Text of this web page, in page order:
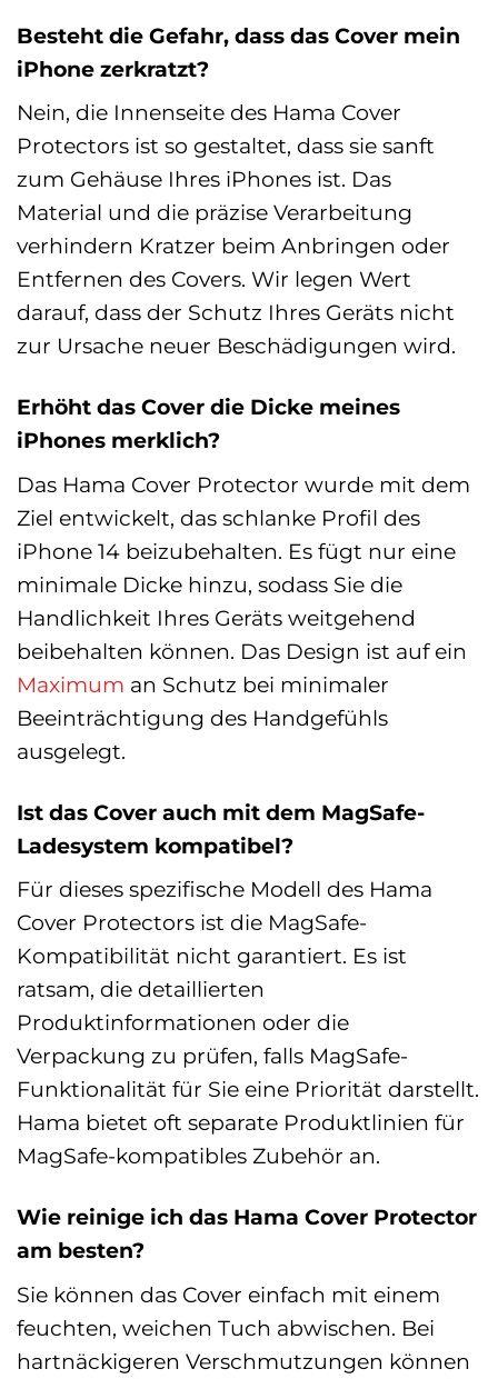
Besteht die Gefahr, dass das Cover mein
iPhone zerkratzt?
Nein, die Innenseite des Hama Cover
Protectors ist so gestaltet, dass sie sanft
zum Gehäuse Ihres iPhones ist. Das
Material und die präzise Verarbeitung
verhindern Kratzer beim Anbringen oder
Entfernen des Covers. Wir legen Wert
darauf, dass der Schutz Ihres Geräts nicht
zur Ursache neuer Beschädigungen wird.
Erhöht das Cover die Dicke meines
iPhones merklich?
Das Hama Cover Protector wurde mit dem
Ziel entwickelt, das schlanke Profil des
iPhone 14 beizubehalten. Es fügt nur eine
minimale Dicke hinzu, sodass Sie die
Handlichkeit Ihres Geräts weitgehend
beibehalten können. Das Design ist auf ein
Maximum an Schutz bei minimaler
Beeinträchtigung des Handgefühls
ausgelegt.
Ist das Cover auch mit dem MagSafe-
Ladesystem kompatibel?
Für dieses spezifische Modell des Hama
Cover Protectors ist die MagSafe-
Kompatibilität nicht garantiert. Es ist
ratsam, die detaillierten
Produktinformationen oder die
Verpackung zu prüfen, falls MagSafe-
Funktionalität für Sie eine Priorität darstellt.
Hama bietet oft separate Produktlinien für
MagSafe-kompatibles Zubehör an.
Wie reinige ich das Hama Cover Protector
am besten?
Sie können das Cover einfach mit einem
feuchten, weichen Tuch abwischen. Bei
hartnäckigeren Verschmutzungen können